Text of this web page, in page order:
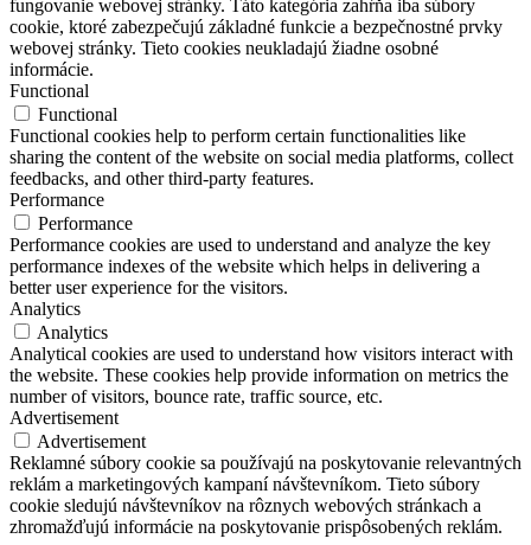
fungovanie webovej stránky. Táto kategória zahŕňa iba súbory
cookie, ktoré zabezpečujú základné funkcie a bezpečnostné prvky
webovej stránky. Tieto cookies neukladajú žiadne osobné
informácie.
Functional
Functional
Functional cookies help to perform certain functionalities like
sharing the content of the website on social media platforms, collect
feedbacks, and other third-party features.
Performance
Performance
Performance cookies are used to understand and analyze the key
performance indexes of the website which helps in delivering a
better user experience for the visitors.
Analytics
Analytics
Analytical cookies are used to understand how visitors interact with
the website. These cookies help provide information on metrics the
number of visitors, bounce rate, traffic source, etc.
Advertisement
Advertisement
Reklamné súbory cookie sa používajú na poskytovanie relevantných
reklám a marketingových kampaní návštevníkom. Tieto súbory
cookie sledujú návštevníkov na rôznych webových stránkach a
zhromažďujú informácie na poskytovanie prispôsobených reklám.